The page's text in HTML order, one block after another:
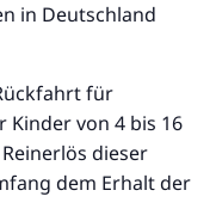
in Deutschland
für
Kinder von 4 bis 16
dieser
dem Erhalt der